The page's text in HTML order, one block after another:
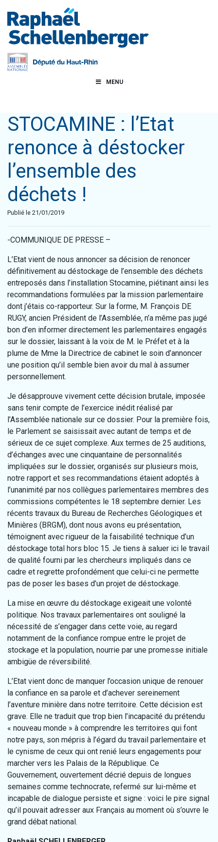
MENU
STOCAMINE : l’Etat
renonce à déstocker
l’ensemble des
déchets !
Publié le 21/01/2019
-COMMUNIQUE DE PRESSE –
L’Etat vient de nous annoncer sa décision de renoncer
définitivement au déstockage de l’ensemble des déchets
entreposés dans l’installation Stocamine, piétinant ainsi les
recommandations formulées par la mission parlementaire
dont j’étais co-rapporteur. Sur la forme, M. François DE
RUGY, ancien Président de l’Assemblée, n’a même pas jugé
bon d’en informer directement les parlementaires engagés
sur le dossier, laissant à la voix de M. le Préfet et à la
plume de Mme la Directrice de cabinet le soin d’annoncer
une position qu’il semble bien avoir du mal à assumer
personnellement.
Je désapprouve vivement cette décision brutale, imposée
sans tenir compte de l’exercice inédit réalisé par
l’Assemblée nationale sur ce dossier. Pour la première fois,
le Parlement se saisissait avec autant de temps et de
sérieux de ce sujet complexe. Aux termes de 25 auditions,
d’échanges avec une cinquantaine de personnalités
impliquées sur le dossier, organisés sur plusieurs mois,
notre rapport et ses recommandations étaient adoptés à
l’unanimité par nos collègues parlementaires membres des
commissions compétentes le 18 septembre dernier. Les
récents travaux du Bureau de Recherches Géologiques et
Minières (BRGM), dont nous avons eu présentation,
témoignent avec rigueur de la faisabilité technique d’un
déstockage total hors bloc 15. Je tiens à saluer ici le travail
de qualité fourni par les chercheurs impliqués dans ce
cadre et regrette profondément que celui-ci ne permette
pas de poser les bases d’un projet de déstockage.
La mise en œuvre du déstockage exigeait une volonté
politique. Nos travaux parlementaires ont souligné la
nécessité de s’engager dans cette voie, au regard
notamment de la confiance rompue entre le projet de
stockage et la population, nourrie par une promesse initiale
ambigüe de réversibilité.
L’Etat vient donc de manquer l’occasion unique de renouer
la confiance en sa parole et d’achever sereinement
l’aventure minière dans notre territoire. Cette décision est
grave. Elle ne traduit que trop bien l’incapacité du prétendu
« nouveau monde » à comprendre les territoires qui font
notre pays, son mépris à l’égard du travail parlementaire et
le cynisme de ceux qui ont renié leurs engagements pour
marcher vers les Palais de la République. Ce
Gouvernement, ouvertement décrié depuis de longues
semaines comme technocrate, refermé sur lui-même et
incapable de dialogue persiste et signe : voici le pire signal
qu’il pouvait adresser aux Français au moment où s’ouvre le
grand débat national.